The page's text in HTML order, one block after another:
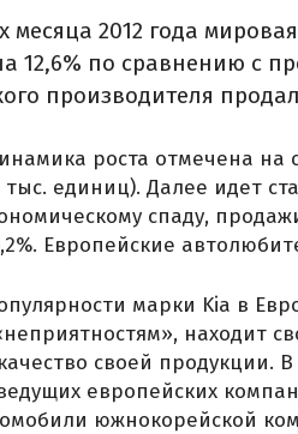
месяца 2012 года
12,6% по сравнению с
производителя
роста отмечена
тыс. единиц). Далее идет
спаду,
Европейские
марки Kia в
находит
своей продукции.
европейских
южнокорейской